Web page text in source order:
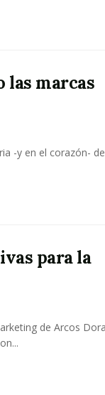
las marcas
-y en el corazón-
para la
de Arcos